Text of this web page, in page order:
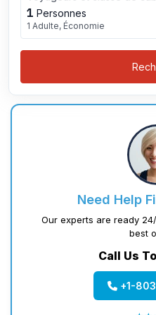
1 Personnes
1 Adulte, Économie
Need Help
Our experts are ready
best
Call Us
+1-